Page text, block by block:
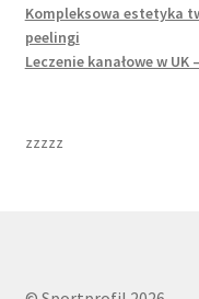
Kompleksowa estetyka
peelingi
Leczenie kanałowe w
zzzzz